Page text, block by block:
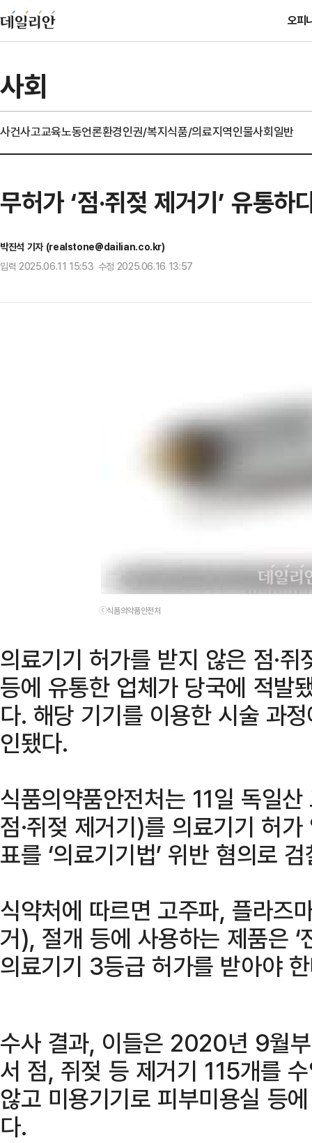
오피
사회
사건사고교육노동언론환경인권/복지식품/의료지역인물사회일반
무허가 ‘점·쥐젖 제거기’ 유통
박진석 기자 (realstone@dailian.co.kr)
입력 2025.06.11 15:53 수정 2025.06.16 13:57
ⓒ식품의약품안전처
의료기기 허가를 받지 않은 점·
등에 유통한 업체가 당국에 적발
다. 해당 기기를 이용한 시술 과
인됐다.
식품의약품안전처는 11일 독일
점·쥐젖 제거기)를 의료기기 허
표를 ‘의료기기법’ 위반 혐의로
식약처에 따르면 고주파, 플라즈
거), 절개 등에 사용하는 제품은 ‘
의료기기 3등급 허가를 받아야
수사 결과, 이들은 2020년 9월
서 점, 쥐젖 등 제거기 115개를
않고 미용기기로 피부미용실 등
다.